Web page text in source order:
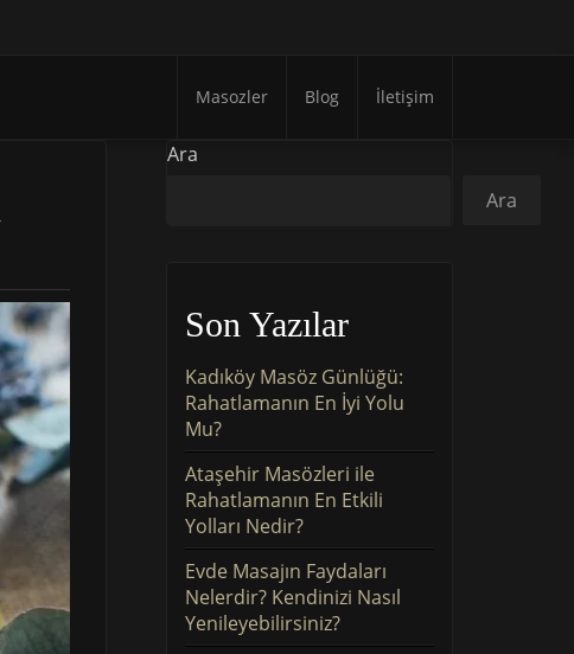
Masozler Blog İletişim
Ara
Ara
Son Yazılar
Kadıköy Masöz Günlüğü:
Rahatlamanın En İyi Yolu
Mu?
Ataşehir Masözleri ile
Rahatlamanın En Etkili
Yolları Nedir?
Evde Masajın Faydaları
Nelerdir? Kendinizi Nasıl
Yenileyebilirsiniz?